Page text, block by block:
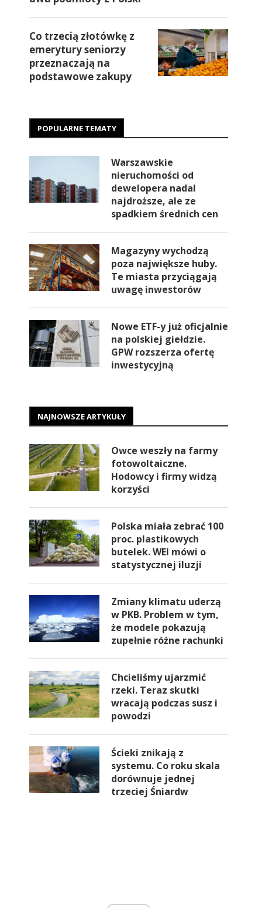
Co trzecią złotówkę z
emerytury seniorzy
przeznaczają na
podstawowe zakupy
POPULARNE TEMATY
Warszawskie
nieruchomości od
dewelopera nadal
najdroższe, ale ze
spadkiem średnich cen
Magazyny wychodzą
poza największe huby.
Te miasta przyciągają
uwagę inwestorów
Nowe ETF-y już oficjalnie
na polskiej giełdzie.
GPW rozszerza ofertę
inwestycyjną
NAJNOWSZE ARTYKUŁY
Owce weszły na farmy
fotowoltaiczne.
Hodowcy i firmy widzą
korzyści
Polska miała zebrać 100
proc. plastikowych
butelek. WEI mówi o
statystycznej iluzji
Zmiany klimatu uderzą
w PKB. Problem w tym,
że modele pokazują
zupełnie różne rachunki
Chcieliśmy ujarzmić
rzeki. Teraz skutki
wracają podczas susz i
powodzi
Ścieki znikają z
systemu. Co roku skala
dorównuje jednej
trzeciej Śniardw